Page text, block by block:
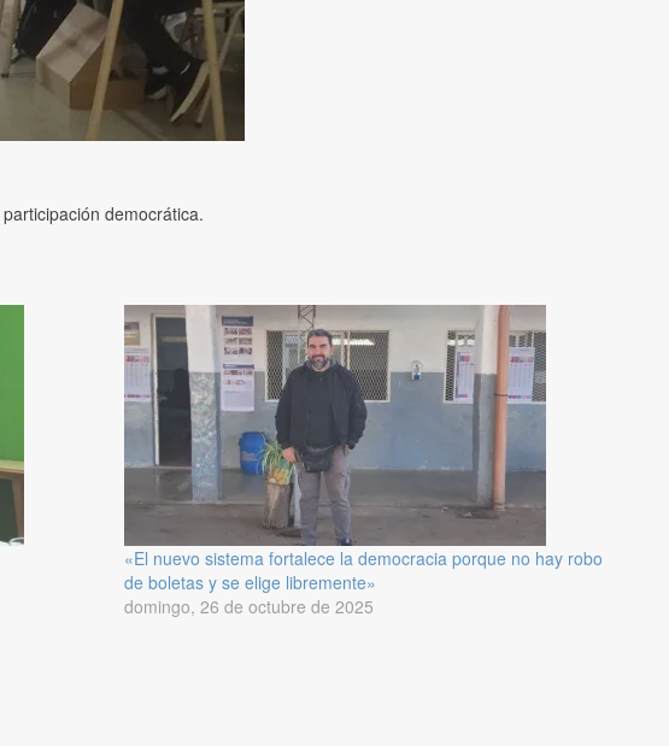
democrática.
«El nuevo sistema fortalece la democracia porque no hay robo
de boletas y se elige libremente»
domingo, 26 de octubre de 2025